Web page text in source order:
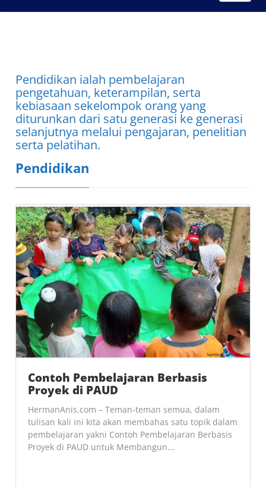
Pendidikan ialah pembelajaran
pengetahuan, keterampilan, serta
kebiasaan sekelompok orang yang
diturunkan dari satu generasi ke generasi
selanjutnya melalui pengajaran, penelitian
serta pelatihan.
Pendidikan
Contoh Pembelajaran Berbasis
Proyek di PAUD
HermanAnis.com – Teman-teman semua, dalam
tulisan kali ini kita akan membahas satu topik dalam
pembelajaran yakni Contoh Pembelajaran Berbasis
Proyek di PAUD untuk Membangun...